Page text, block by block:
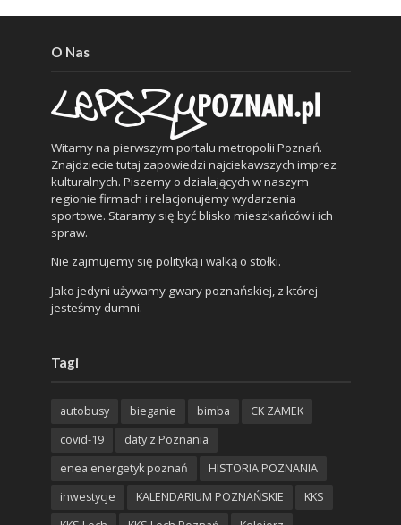
O Nas
Witamy na pierwszym portalu metropolii Poznań.
Znajdziecie tutaj zapowiedzi najciekawszych imprez
kulturalnych. Piszemy o działających w naszym
regionie firmach i relacjonujemy wydarzenia
sportowe. Staramy się być blisko mieszkańców i ich
spraw.
Nie zajmujemy się polityką i walką o stołki.
Jako jedyni używamy gwary poznańskiej, z której
jesteśmy dumni.
Tagi
autobusy bieganie bimba
CK ZAMEK
covid-19
daty z Poznania
enea energetyk poznań
HISTORIA POZNANIA
inwestycje
KALENDARIUM POZNAŃSKIE
KKS